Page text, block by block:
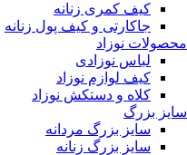
کیف کمری زنانه
جاکارتی و کیف پول زنانه
محصولات نوزاد
لباس نوزادی
کیف لوازم نوزاد
کلاه و دستکش نوزاد
سایز بزرگ
سایز بزرگ مردانه
سایز بزرگ زنانه